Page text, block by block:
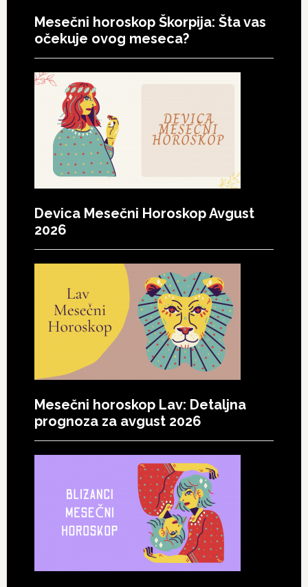
Mesečni horoskop Škorpija: Šta vas
očekuje ovog meseca?
Devica Mesečni Horoskop Avgust
2026
Mesečni horoskop Lav: Detaljna
prognoza za avgust 2026